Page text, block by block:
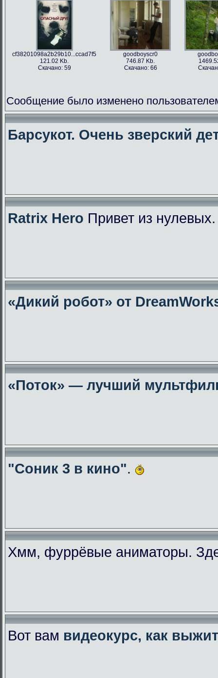
cf38201098a2b29b10...ccad7f5
121.02 Kb.
Скачано: 59
goodboyscr0
746.87 Kb.
Скачано: 66
Сообщение было изменено
Барсукот. Очень зверский
Ratrix Hero Привет из
«Дикий робот» от
«Поток» — лучший
"Соник 3 в кино".
Хмм, фуррёвые аниматоры.
Вот вам видеокурс, как